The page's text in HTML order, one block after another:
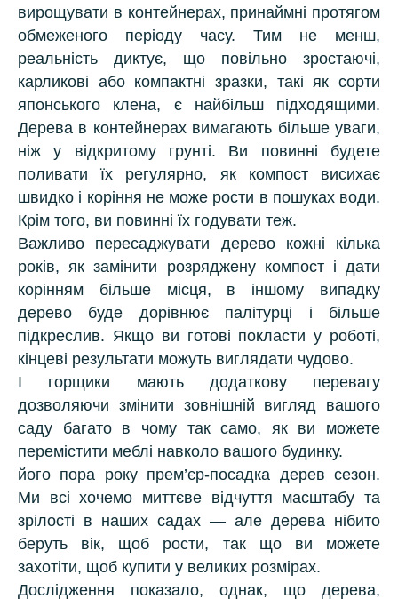
вирощувати в контейнерах, принаймні протягом
обмеженого періоду часу. Тим не менш,
реальність диктує, що повільно зростаючі,
карликові або компактні зразки, такі як сорти
японського клена, є найбільш підходящими.
Дерева в контейнерах вимагають більше уваги,
ніж у відкритому грунті. Ви повинні будете
поливати їх регулярно, як компост висихає
швидко і коріння не може рости в пошуках води.
Крім того, ви повинні їх годувати теж.
Важливо пересаджувати дерево кожні кілька
років, як замінити розряджену компост і дати
корінням більше місця, в іншому випадку
дерево буде дорівнює палітурці і більше
підкреслив. Якщо ви готові покласти у роботі,
кінцеві результати можуть виглядати чудово.
І горщики мають додаткову перевагу
дозволяючи змінити зовнішній вигляд вашого
саду багато в чому так само, як ви можете
перемістити меблі навколо вашого будинку.
його пора року прем’єр-посадка дерев сезон.
Ми всі хочемо миттєве відчуття масштабу та
зрілості в наших садах — але дерева нібито
беруть вік, щоб рости, так що ви можете
захотіти, щоб купити у великих розмірах.
Дослідження показало, однак, що дерева,